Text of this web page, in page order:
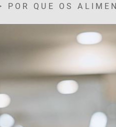
POR QUE OS